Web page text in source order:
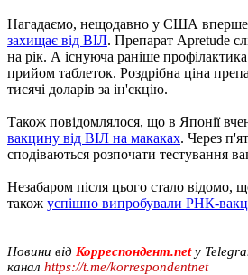
Нагадаємо, нещодавно у США вперше
захищає від ВІЛ. Препарат Apretudе
на рік. А існуюча раніше
прийом таблеток. Роздрібна ціна
тисячі доларів за ін'єкцію.
Також повідомлялося, що в Японії
вакцину від ВІЛ на макаках. Через
сподіваються розпочати тестування
Незабаром після цього стало відомо,
також успішно випробували РНК-
Новини від Корреспондент.netу
канал https://t.me/korrespondentnet